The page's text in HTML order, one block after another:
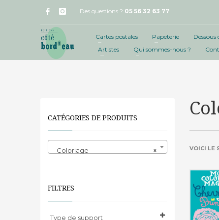
Des questions ? 05 56 32 63 77
Cartes postales Papeterie Dessous
Artistes
Qui sommes-nous ?
VOICI LE
CATÉGORIES DE PRODUITS
×
Coloriage
FILTRES
Type de support